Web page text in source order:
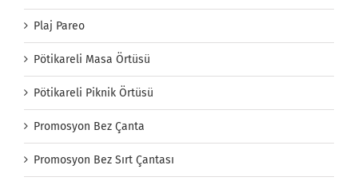
Plaj Pareo
Pötikareli Masa Örtüsü
Pötikareli Piknik Örtüsü
Promosyon Bez Çanta
Promosyon Bez Sırt Çantası